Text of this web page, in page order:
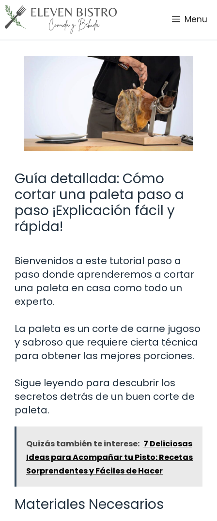
Saltar
al
contenido
Menu
Guía detallada: Cómo
cortar una paleta paso a
paso ¡Explicación fácil y
rápida!
Bienvenidos a este tutorial paso a
paso donde aprenderemos a cortar
una paleta en casa como todo un
experto.
La paleta es un corte de carne jugoso
y sabroso que requiere cierta técnica
para obtener las mejores porciones.
Sigue leyendo para descubrir los
secretos detrás de un buen corte de
paleta.
Quizás también te interese: 7 Deliciosas
Ideas para Acompañar tu Pisto: Recetas
Sorprendentes y Fáciles de Hacer
Materiales Necesarios